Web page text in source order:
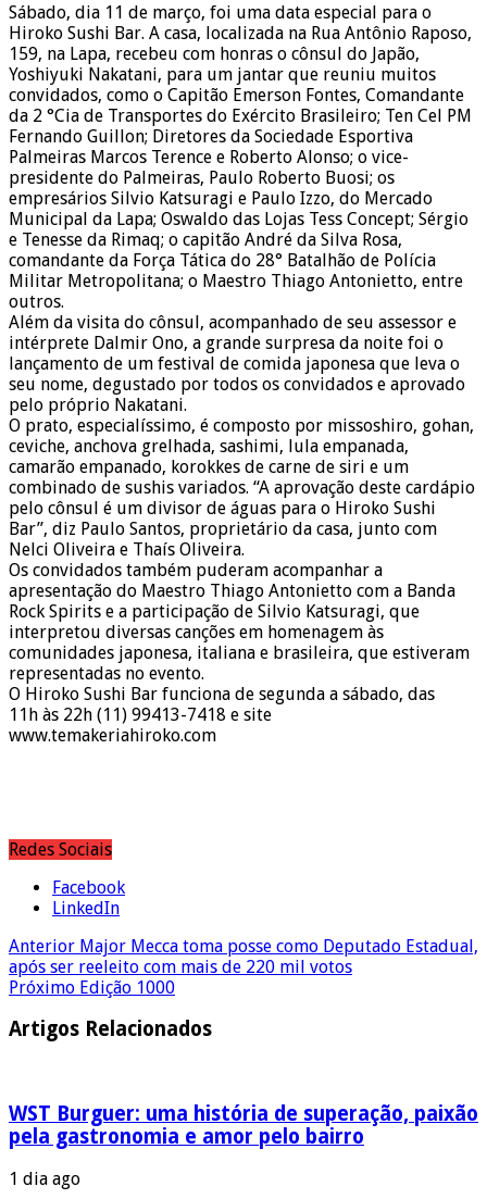
Sábado, dia 11 de março, foi uma data especial para o
Hiroko Sushi Bar. A casa, localizada na Rua Antônio Raposo,
159, na Lapa, recebeu com honras o cônsul do Japão,
Yoshiyuki Nakatani, para um jantar que reuniu muitos
convidados, como o Capitão Emerson Fontes, Comandante
da 2 °Cia de Transportes do Exército Brasileiro; Ten Cel PM
Fernando Guillon; Diretores da Sociedade Esportiva
Palmeiras Marcos Terence e Roberto Alonso; o vice-
presidente do Palmeiras, Paulo Roberto Buosi; os
empresários Silvio Katsuragi e Paulo Izzo, do Mercado
Municipal da Lapa; Oswaldo das Lojas Tess Concept; Sérgio
e Tenesse da Rimaq; o capitão André da Silva Rosa,
comandante da Força Tática do 28° Batalhão de Polícia
Militar Metropolitana; o Maestro Thiago Antonietto, entre
outros.
Além da visita do cônsul, acompanhado de seu assessor e
intérprete Dalmir Ono, a grande surpresa da noite foi o
lançamento de um festival de comida japonesa que leva o
seu nome, degustado por todos os convidados e aprovado
pelo próprio Nakatani.
O prato, especialíssimo, é composto por missoshiro, gohan,
ceviche, anchova grelhada, sashimi, lula empanada,
camarão empanado, korokkes de carne de siri e um
combinado de sushis variados. “A aprovação deste cardápio
pelo cônsul é um divisor de águas para o Hiroko Sushi
Bar”, diz Paulo Santos, proprietário da casa, junto com
Nelci Oliveira e Thaís Oliveira.
Os convidados também puderam acompanhar a
apresentação do Maestro Thiago Antonietto com a Banda
Rock Spirits e a participação de Silvio Katsuragi, que
interpretou diversas canções em homenagem às
comunidades japonesa, italiana e brasileira, que estiveram
representadas no evento.
O Hiroko Sushi Bar funciona de segunda a sábado, das
11h às 22h (11) 99413-7418 e site
www.temakeriahiroko.com
Redes Sociais
Facebook
LinkedIn
Anterior Major Mecca toma posse como Deputado Estadual,
após ser reeleito com mais de 220 mil votos
Próximo Edição 1000
Artigos Relacionados
WST Burguer: uma história de superação, paixão
pela gastronomia e amor pelo bairro
1 dia ago